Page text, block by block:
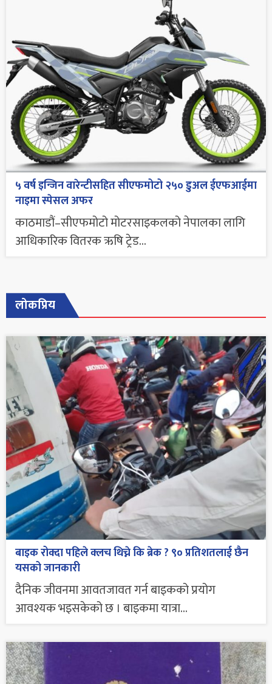
५ वर्ष इन्जिन वारेन्टीसहित सीएफमोटो २५० डुअल ईएफआईमा
नाइमा स्पेसल अफर
काठमाडौं–सीएफमोटो मोटरसाइकलको नेपालका लागि
आधिकारिक वितरक ऋषि ट्रेड...
लोकप्रिय
बाइक रोक्दा पहिले क्लच थिच्ने कि ब्रेक ? ९० प्रतिशतलाई छैन
यसको जानकारी
दैनिक जीवनमा आवतजावत गर्न बाइकको प्रयोग
आवश्यक भइसकेको छ । बाइकमा यात्रा...